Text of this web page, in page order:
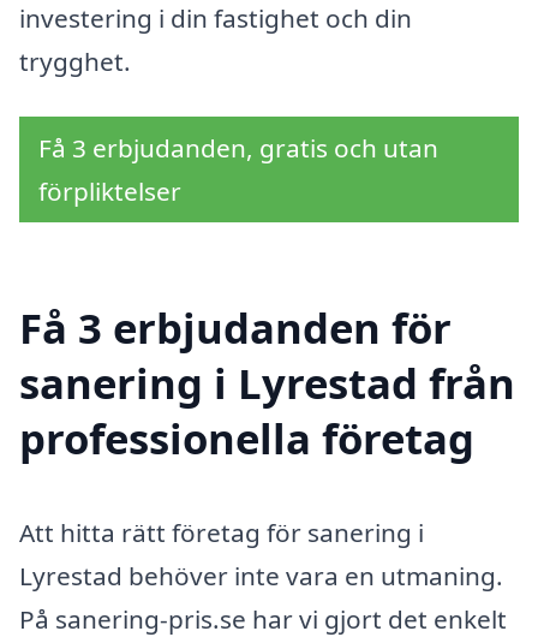
investering i din fastighet och din
trygghet.
Få 3 erbjudanden, gratis och utan
förpliktelser
Få 3 erbjudanden för
sanering i Lyrestad från
professionella företag
Att hitta rätt företag för sanering i
Lyrestad behöver inte vara en utmaning.
På sanering-pris.se har vi gjort det enkelt